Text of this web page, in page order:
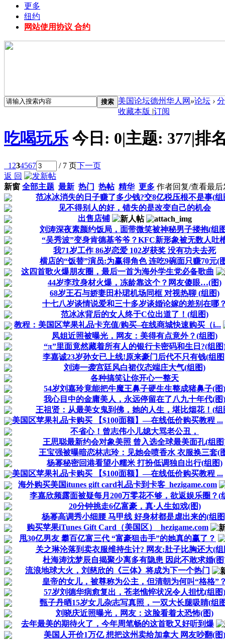
更多
纽约
网站使用协议 合约
搜索 美国论坛德州华人网 »论坛 ›
收藏本版 |订阅
吃喝玩乐 今日: 0|主题: 377|排
1 234567 / 7 页下一页
返 回
新窗 全部主题 最新 热门 热帖 精华 更多 作者回复/查看最后
范冰冰消失的日子赚了多少钱?交8亿税压根不是事(组
见不得别人的好，错失的是改变自己的机会
出售店铺
刘涛深夜素颜约饭局，面带微笑被神秘男子搂抱(组
“吴秀波”变身肯德基爷爷？KFC新形象被无数人吐
我71岁工作 86岁恋爱 102岁获奖 没有功夫去死
横店的“饭替”演员:为赢得角色 连吃9碗面只赚70元(
这四首歌火爆朋友圈，最后一首为海外学生党必备歌曲
44岁李玟身材火爆，冻龄靠这个？网友傻眼…(图)
68岁王石与娇妻田朴珺机场同框 对视热聊 (组图)
十七八岁谈情说爱和三十多岁谈婚论嫁的差别在哪
范冰冰背后的女人终于C位出道了！(组图)
教程：美国区苹果礼品卡充值/购买–在线商城快速购买（i...
凤姐近照被曝光，网友：美得有点意外？(组图)
“π”里面竟然藏着所有人的银行卡密码和生日?(组图
李嘉诚23岁孙女已上线!原来豪门后代不只有钱(组
刘涛一袭宫廷风白裙仪态端庄大气(组图)
各种搞笑让你开心一整天
54岁刘嘉玲竟能把牛魔王鼻子硬生生整成猪鼻子(图)
我心目中的金庸美人，永远停留在了八九十年代(图)
王祖贤：从最美女鬼到佛，她的人生，堪比烟花！(组
美国区苹果礼品卡购买 【$100面额】—在线低价购买教程 ...
不省心！曾志伟小儿媳大骂老公丑，
王思聪最新约会对象美照 曾入选全球最美面孔(组
王宝强被曝暗恋林志玲：见她会喷香水 衣服换三套(
杨幂秘密回港看望小糯米 打扮低调独自出行(组图)
美国区苹果礼品卡购买 【$100面额】—在线低价购买教程 ...
海外购买美国itunes gift card礼品卡到卡客_hezigame.com
李嘉欣频露面被疑每月200万零花不够，欲返娱乐圈？(
20分钟挑走6亿富豪，真·人生如戏(图)
杨幂高调秀小细腰 马甲线 好身材都是虐出来的(组
购买苹果iTunes Gift Card（美国区）_hezigame.com
甩30亿男友 攀百亿富三代 “富豪狙击手”的她真的赢了？
关之琳沦落到卖衣服维持生计? 网友:肚子比胸还大(组
杜海涛沈梦辰自揭聚少离多有隐患 因此不敢求婚(
流浪地球大火，刘慈欣的《三体》将成为下一个热门
皇帝的女儿，被尊称为公主，但清朝为何叫“格格”
57岁刘德华病愈复出，苍老憔悴状况令人担忧(组图)
甄子丹晒15岁女儿杂志写真照，一双大长腿吸睛(组
刘晓庆近照曝光，网友：这脸看着太恐怖(图)
去年最美的期待火了，今年周笔畅的这首歌又好听到爆
美国人开价1万亿 想把这州卖给加拿大 网友吵翻(图)